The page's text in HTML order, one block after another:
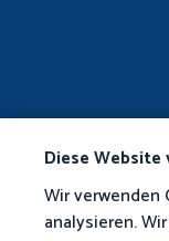
Diese Website
Wir verwenden
analysieren.